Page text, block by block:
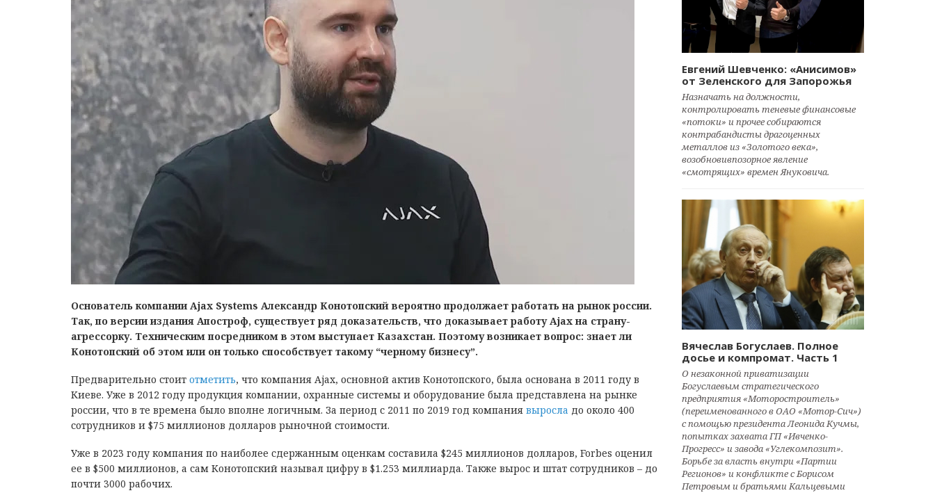
Основатель компании Ajax Systems Александр Конотопский вероятно продолжает работать на рынок россии.
Так, по версии издания Апостроф, существует ряд доказательств, что доказывает работу Ajax на страну-
агрессорку. Техническим посредником в этом выступает Казахстан. Поэтому возникает вопрос: знает ли
Конотопский об этом или он только способствует такому “черному бизнесу”.
Предварительно стоит отметить, что компания Ajax, основной актив Конотопского, была основана в 2011 году в
Киеве. Уже в 2012 году продукция компании, охранные системы и оборудование была представлена на рынке
россии, что в те времена было вполне логичным. За период с 2011 по 2019 год компания выросла до около 400
сотрудников и $75 миллионов долларов рыночной стоимости.
Уже в 2023 году компания по наиболее сдержанным оценкам составила $245 миллионов долларов, Forbes оценил
ее в $500 миллионов, а сам Конотопский называл цифру в $1.253 миллиарда. Также вырос и штат сотрудников – до
почти 3000 рабочих.
Евгений Шевченко: «Анисимов»
от Зеленского для Запорожья
Назначать на должности,
контролировать теневые финансовые
«потоки» и прочее собираются
контрабандисты драгоценных
металлов из «Золотого века»,
возобновивпозорное явление
«смотрящих» времен Януковича.
Вячеслав Богуслаев. Полное
досье и компромат. Часть 1
О незаконной приватизации
Богуслаевым стратегического
предприятия «Моторостроитель»
(переименованного в ОАО «Мотор-Сич»)
с помощью президента Леонида Кучмы,
попытках захвата ГП «Ивченко-
Прогресс» и завода «Углекомпозит».
Борьбе за власть внутри «Партии
Регионов» и конфликте с Борисом
Петровым и братьями Кальцевыми